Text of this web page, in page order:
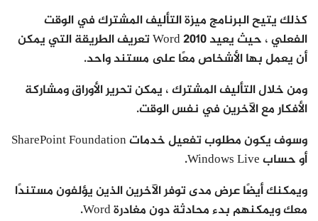
كذلك يتيح البرنامج ميزة التأليف المشترك في الوقت
الفعلي ، حيث يعيد Word 2010 تعريف الطريقة التي يمكن
أن يعمل بها الأشخاص معًا على مستند واحد.
ومن خلال التأليف المشترك ، يمكن تحرير الأوراق ومشاركة
الأفكار مع الآخرين في نفس الوقت.
وسوف يكون مطلوب تفعيل خدمات SharePoint Foundation
أو حساب Windows Live.
ويمكنك أيضًا عرض مدى توفر الآخرين الذين يؤلفون مستندًا
معك ويمكنهم بدء محادثة دون مغادرة Word.